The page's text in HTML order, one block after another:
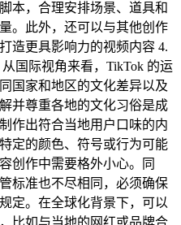
本，合理安排场景、道具和
。此外，还可以与其他创作
造更具影响力的视频内容 4.
国际视角来看，TikTok 的运
国家和地区的文化差异以及
并尊重各地的文化习俗是成
作出符合当地用户口味的内
定的颜色、符号或行为可能
创作中需要格外小心。同
标准也不尽相同，必须确保
定。在全球化背景下，可以